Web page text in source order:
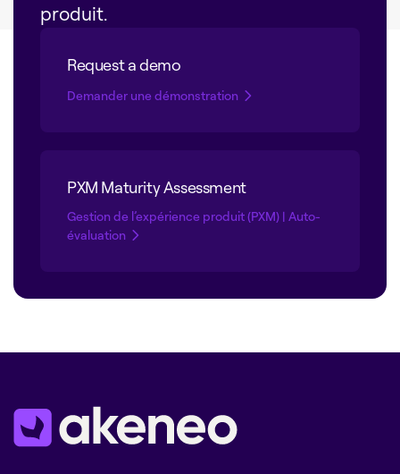
produit.
Request a demo
Demander une démonstration
PXM Maturity Assessment
Gestion de l’expérience produit (PXM) | Auto-
évaluation